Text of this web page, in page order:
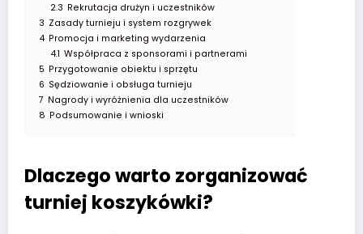
2.3 Rekrutacja drużyn i uczestników
3 Zasady turnieju i system rozgrywek
4 Promocja i marketing wydarzenia
4.1 Współpraca z sponsorami i partnerami
5 Przygotowanie obiektu i sprzętu
6 Sędziowanie i obsługa turnieju
7 Nagrody i wyróżnienia dla uczestników
8 Podsumowanie i wnioski
Dlaczego warto zorganizować
turniej koszykówki?